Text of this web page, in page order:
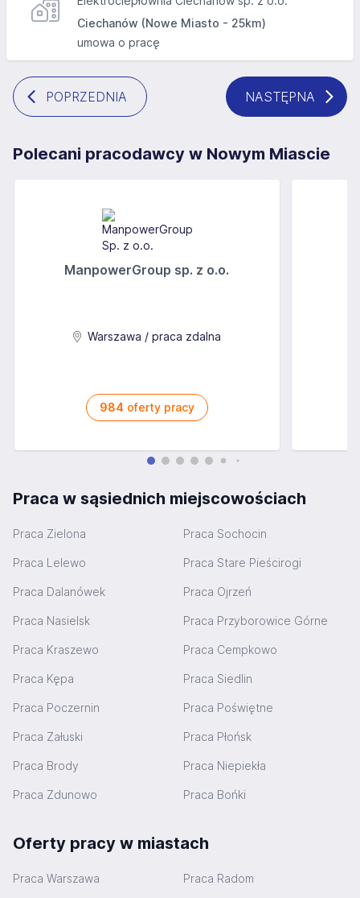
Ciechanów (Nowe Miasto - 25km)
umowa o pracę
POPRZEDNIA NASTĘPNA
Polecani pracodawcy w Nowym Miascie
ManpowerGroup sp. z o.o.
Warszawa / praca zdalna
984 oferty pracy
Praca w sąsiednich miejscowościach
Praca Zielona Praca Sochocin
Praca Lelewo Praca Stare Pieścirogi
Praca Dalanówek Praca Ojrzeń
Praca Nasielsk Praca Przyborowice Górne
Praca Kraszewo Praca Cempkowo
Praca Kępa Praca Siedlin
Praca Poczernin Praca Poświętne
Praca Załuski Praca Płońsk
Praca Brody Praca Niepiekła
Praca Zdunowo Praca Bońki
Oferty pracy w miastach
Praca Warszawa Praca Radom